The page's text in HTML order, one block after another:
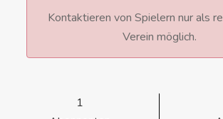
Kontaktieren von Spielern nur als
Verein möglich.
1